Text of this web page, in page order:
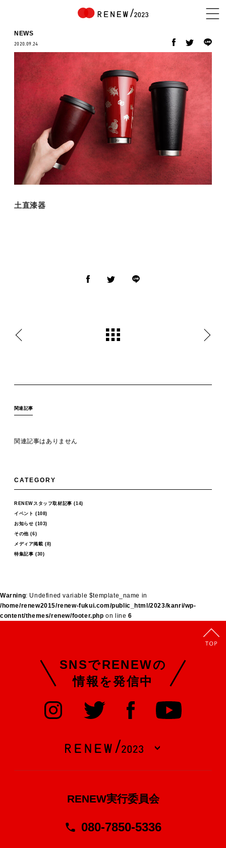
NEWS
ABOUT
CONTENTS
EXHIBITOR
ACCESS / STAY
NEWS
2020.09.24
土直漆器
関連記事
関連記事はありません
CATEGORY
RENEWスタッフ取材記事 (14)
イベント (108)
お知らせ (103)
その他(6)
メディア掲載 (8)
特集記事 (30)
Warning: Undefined variable $template_name in
/home/renew2015/renew-fukui.com/public_html/2023/kanri/wp-
content/themes/renew/footer.php on line 6
SNSでRENEWの
情報を発信中
RENEW実行委員会
080-7850-5336